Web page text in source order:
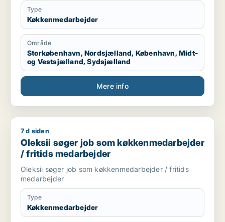
Type
Køkkenmedarbejder
Område
Storkøbenhavn, Nordsjælland, København, Midt-
og Vestsjælland, Sydsjælland
Mere info
Oleksii søger job som køkkenmedarbejder / fritids
7 d siden
Oleksii søger job som køkkenmedarbejder
/ fritids medarbejder
Oleksii søger job som køkkenmedarbejder / fritids
medarbejder
Type
Køkkenmedarbejder